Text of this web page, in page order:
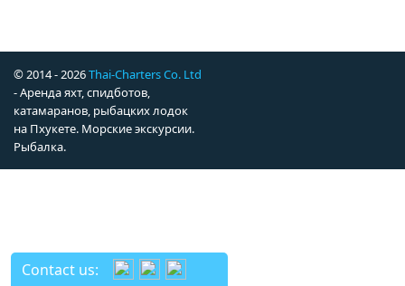
© 2014 - 2026Thai-Charters Co. Ltd
- Аренда яхт, спидботов,
катамаранов, рыбацких лодок
на Пхукете. Морские экскурсии.
Рыбалка.
Contact us: